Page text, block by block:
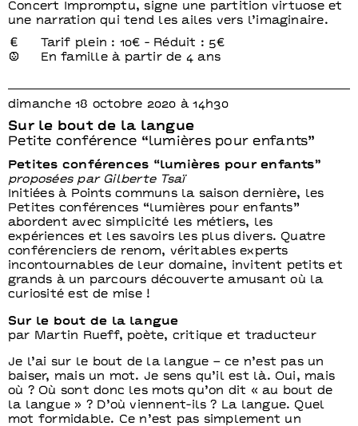
Concert Impromptu, signe une partition virtuose et
une narration qui tend les ailes vers l’imaginaire.
Tarif plein : 10€ - Réduit : 5€
En famille à partir de 4 ans
dimanche 18 octobre 2020 à 14h30
Sur le bout de la langue
Petite conférence “lumières pour enfants”
Petites conférences “lumières pour enfants”
proposées par Gilberte Tsaï
Initiées à Points communs la saison dernière, les
Petites conférences “lumières pour enfants”
abordent avec simplicité les métiers, les
expériences et les savoirs les plus divers. Quatre
conférenciers de renom, véritables experts
incontournables de leur domaine, invitent petits et
grands à un parcours découverte amusant où la
curiosité est de mise !
Sur le bout de la langue
par Martin Rueff, poète, critique et traducteur
Je l’ai sur le bout de la langue – ce n’est pas un
baiser, mais un mot. Je sens qu’il est là. Oui, mais
où ? Où sont donc les mots qu’on dit « au bout de
la langue » ? D’où viennent-ils ? La langue. Quel
mot formidable. Ce n’est pas simplement un